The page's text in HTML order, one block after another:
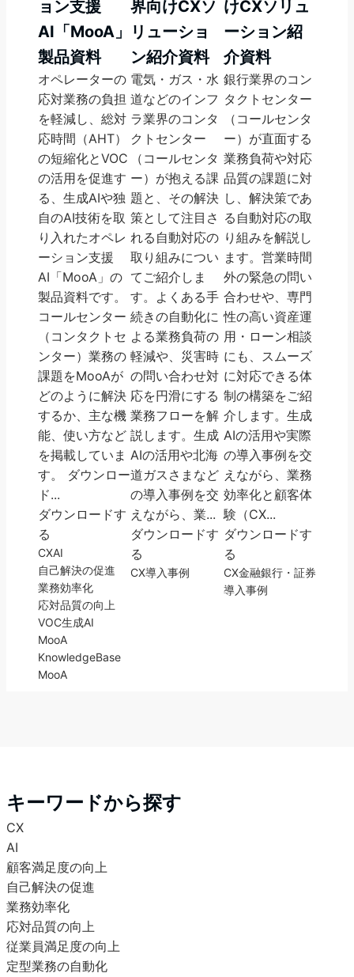
ョン支援
AI「MooA」
製品資料
オペレーターの
応対業務の負担
を軽減し、総対
応時間（AHT）
の短縮化とVOC
の活用を促進す
る、生成AIや独
自のAI技術を取
り入れたオペレ
ーション支援
AI「MooA」の
製品資料です。
コールセンター
（コンタクトセ
ンター）業務の
課題をMooAが
どのように解決
するか、主な機
能、使い方など
を掲載していま
す。 ダウンロー
ド...
ダウンロードす
る
CXAI
自己解決の促進
業務効率化
応対品質の向上
VOC生成AI
MooA
KnowledgeBase
MooA
界向けCXソ
リューショ
ン紹介資料
電気・ガス・水
道などのインフ
ラ業界のコンタ
クトセンター
（コールセンタ
ー）が抱える課
題と、その解決
策として注目さ
れる自動対応の
取り組みについ
てご紹介しま
す。よくある手
続きの自動化に
よる業務負荷の
軽減や、災害時
の問い合わせ対
応を円滑にする
業務フローを解
説します。生成
AIの活用や北海
道ガスさまなど
の導入事例を交
えながら、業...
ダウンロードす
る
CX導入事例
けCXソリュ
ーション紹
介資料
銀行業界のコン
タクトセンター
（コールセンタ
ー）が直面する
業務負荷や対応
品質の課題に対
し、解決策であ
る自動対応の取
り組みを解説し
ます。営業時間
外の緊急の問い
合わせや、専門
性の高い資産運
用・ローン相談
にも、スムーズ
に対応できる体
制の構築をご紹
介します。生成
AIの活用や実際
の導入事例を交
えながら、業務
効率化と顧客体
験（CX...
ダウンロードす
る
CX金融銀行・証券
導入事例
キーワードから探す
CX
AI
顧客満足度の向上
自己解決の促進
業務効率化
応対品質の向上
従業員満足度の向上
定型業務の自動化